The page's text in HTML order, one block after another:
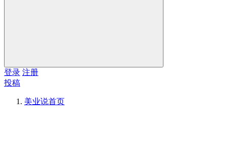
登录 注册
投稿
美业说首页